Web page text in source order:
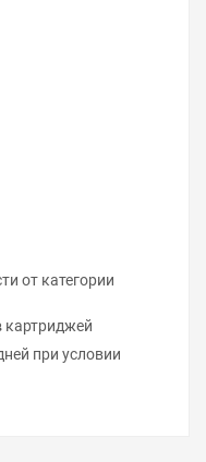
от категории
картриджей
при условии